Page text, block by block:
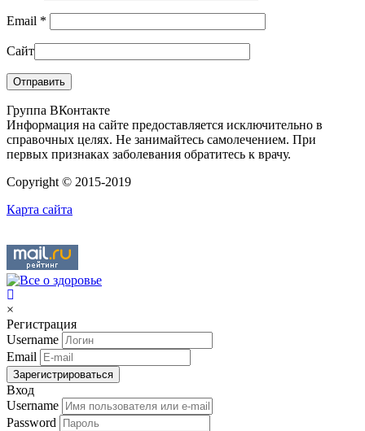
Email *
Сайт
Группа ВКонтакте
Информация на сайте предоставляется исключительно в
справочных целях. Не занимайтесь самолечением. При
первых признаках заболевания обратитесь к врачу.
Copyright © 2015-2019
Карта сайта
×
Регистрация
Username
Email
Зарегистрироваться
Вход
Username
Password